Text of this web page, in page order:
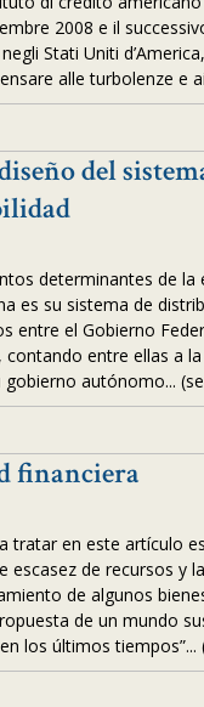
2008 e il
negli Stati Uniti
alle turbolenze e
del
determinantes de la
es su sistema de
entre el Gobierno
entre ellas a la
gobierno autónomo...
financiera
tratar en este artículo
escasez de recursos y
de algunos
de un mundo
los últimos tiempos”...